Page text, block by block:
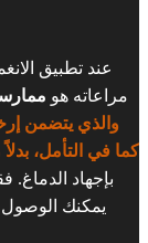
عند تطبيق
مراعاته هو
والذي يتضمن
كما في التأمل،
بإجهاد الدماغ.
يمكنك الوصول